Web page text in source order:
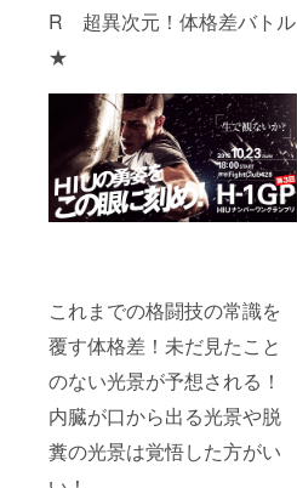
R 超異次元！体格差バトル
★
これまでの格闘技の常識を
覆す体格差！未だ見たこと
のない光景が予想される！
内臓が口から出る光景や脱
糞の光景は覚悟した方がい